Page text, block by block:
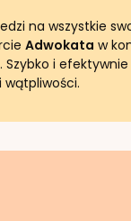
na wszystkie
Adwokata w
Szybko i efektywnie
wątpliwości.